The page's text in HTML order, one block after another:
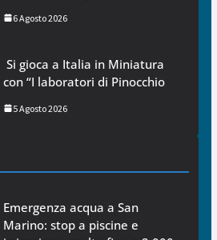
6 Agosto 2026
Si gioca a Italia in Miniatura
con “I laboratori di Pinocchio
5 Agosto 2026
Emergenza acqua a San
Marino: stop a piscine e